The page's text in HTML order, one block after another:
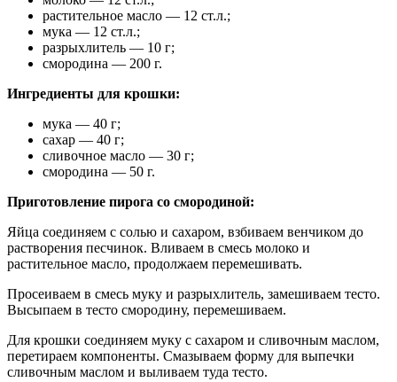
растительное масло — 12 ст.л.;
мука — 12 ст.л.;
разрыхлитель — 10 г;
смородина — 200 г.
Ингредиенты для крошки:
мука — 40 г;
сахар — 40 г;
сливочное масло — 30 г;
смородина — 50 г.
Приготовление пирога со смородиной:
Яйца соединяем с солью и сахаром, взбиваем венчиком до
растворения песчинок. Вливаем в смесь молоко и
растительное масло, продолжаем перемешивать.
Просеиваем в смесь муку и разрыхлитель, замешиваем тесто.
Высыпаем в тесто смородину, перемешиваем.
Для крошки соединяем муку с сахаром и сливочным маслом,
перетираем компоненты. Смазываем форму для выпечки
сливочным маслом и выливаем туда тесто.